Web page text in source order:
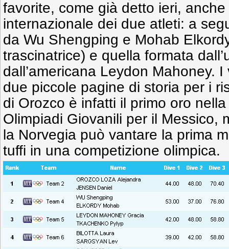
favorite, come già detto ieri, anche
internazionale dei due atleti: a
da Wu Shengping e Mohab
trascinatrice) e quella formata
dall’americana Leydon Mahoney.
due piccole pagine di storia per i
di Orozco è infatti il primo oro
Olimpiadi Giovanili per il Messico,
la Norvegia può vantare la prima
tuffi in una competizione olimpica.